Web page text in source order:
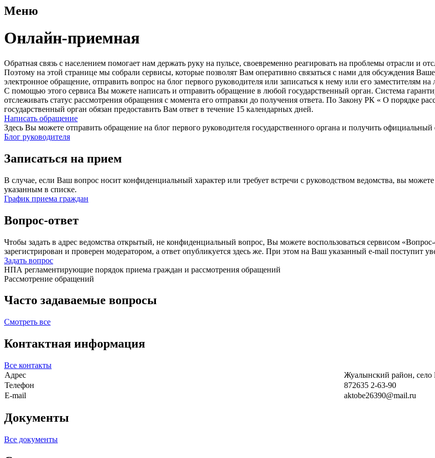
Меню
Онлайн-приемная
Обратная связь с населением помогает нам держать руку на пульсе, своевременно реагировать на проблемы отрасли и
Поэтому на этой странице мы собрали сервисы, которые позволят Вам оперативно связаться с нами для обсуждения
электронное обращение, отправить вопрос на блог первого руководителя или записаться к нему или его заместителям
С помощью этого сервиса Вы можете написать и отправить обращение в любой государственный орган. Система
отслеживать статус рассмотрения обращения с момента его отправки до получения ответа. По Закону РК « О порядке
государственный орган обязан предоставить Вам ответ в течение 15 календарных дней.
Написать обращение
Здесь Вы можете отправить обращение на блог первого руководителя государственного органа и получить официальный
Блог руководителя
Записаться на прием
В случае, если Ваш вопрос носит конфиденциальный характер или требует встречи с руководством ведомства, вы
указанным в списке.
График приема граждан
Вопрос-ответ
Чтобы задать в адрес ведомства открытый, не конфиденциальный вопрос, Вы можете воспользоваться сервисом
зарегистрирован и проверен модератором, а ответ опубликуется здесь же. При этом на Ваш указанный e-mail поступит
Задать вопрос
НПА регламентирующие порядок приема граждан и рассмотрения обращений
Рассмотрение обращений
Часто задаваемые вопросы
Смотреть все
Контактная информация
Все контакты
Адрес
Жуалынский район, село
Телефон
872635 2-63-90
E-mail
aktobe26390@mail.ru
Документы
Все документы